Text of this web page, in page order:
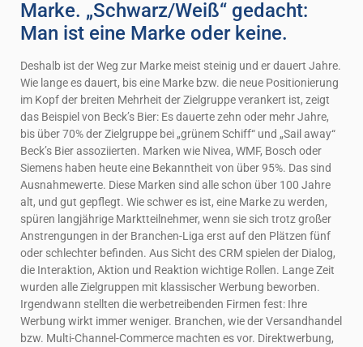
Marke. „Schwarz/Weiß“ gedacht:
Man ist eine Marke oder keine.
Deshalb ist der Weg zur Marke meist steinig und er dauert Jahre.
Wie lange es dauert, bis eine Marke bzw. die neue Positionierung
im Kopf der breiten Mehrheit der Zielgruppe verankert ist, zeigt
das Beispiel von Beck’s Bier: Es dauerte zehn oder mehr Jahre,
bis über 70% der Zielgruppe bei „grünem Schiff“ und „Sail away“
Beck’s Bier assoziierten. Marken wie Nivea, WMF, Bosch oder
Siemens haben heute eine Bekanntheit von über 95%. Das sind
Ausnahmewerte. Diese Marken sind alle schon über 100 Jahre
alt, und gut gepflegt. Wie schwer es ist, eine Marke zu werden,
spüren langjährige Marktteilnehmer, wenn sie sich trotz großer
Anstrengungen in der Branchen-Liga erst auf den Plätzen fünf
oder schlechter befinden. Aus Sicht des CRM spielen der Dialog,
die Interaktion, Aktion und Reaktion wichtige Rollen. Lange Zeit
wurden alle Zielgruppen mit klassischer Werbung beworben.
Irgendwann stellten die werbetreibenden Firmen fest: Ihre
Werbung wirkt immer weniger. Branchen, wie der Versandhandel
bzw. Multi-Channel-Commerce machten es vor. Direktwerbung,